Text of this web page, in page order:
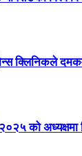
क्लिनिकले
को अध्यक्षमा